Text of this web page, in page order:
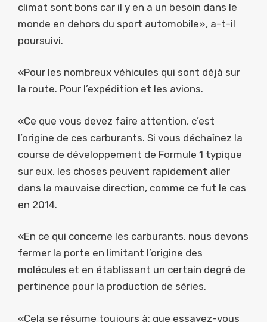
climat sont bons car il y en a un besoin dans le
monde en dehors du sport automobile», a-t-il
poursuivi.
«Pour les nombreux véhicules qui sont déjà sur
la route. Pour l’expédition et les avions.
«Ce que vous devez faire attention, c’est
l’origine de ces carburants. Si vous déchaînez la
course de développement de Formule 1 typique
sur eux, les choses peuvent rapidement aller
dans la mauvaise direction, comme ce fut le cas
en 2014.
«En ce qui concerne les carburants, nous devons
fermer la porte en limitant l’origine des
molécules et en établissant un certain degré de
pertinence pour la production de séries.
«Cela se résume toujours à: que essayez-vous